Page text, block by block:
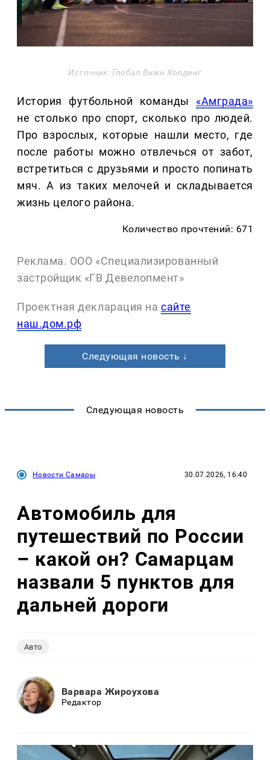
Источник: Глобал Вижн Холдинг
История футбольной команды «Амграда»
не столько про спорт, сколько про людей.
Про взрослых, которые нашли место, где
после работы можно отвлечься от забот,
встретиться с друзьями и просто попинать
мяч. А из таких мелочей и складывается
жизнь целого района.
Количество прочтений: 671
Реклама. ООО «Специализированный
застройщик «ГВ Девелопмент»
Проектная декларация на сайте
наш.дом.рф
Следующая новость ↓
Следующая новость
Новости Самары 30.07.2026, 16:40
Автомобиль для
путешествий по России
– какой он? Самарцам
назвали 5 пунктов для
дальней дороги
Авто
Варвара Жироухова
Редактор